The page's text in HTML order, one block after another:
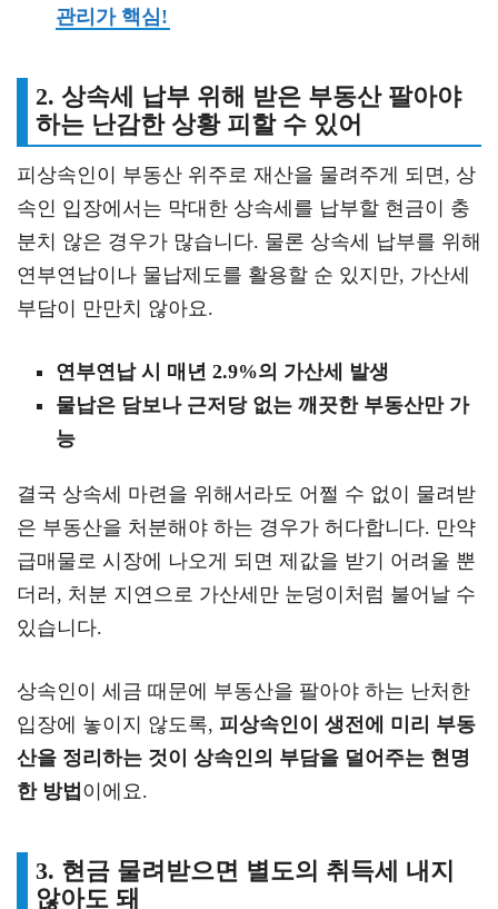
관리가 핵심!
2. 상속세 납부 위해 받은 부동산 팔아야
하는 난감한 상황 피할 수 있어
피상속인이 부동산 위주로 재산을 물려주게 되면, 상
속인 입장에서는 막대한 상속세를 납부할 현금이 충
분치 않은 경우가 많습니다. 물론 상속세 납부를 위해
연부연납이나 물납제도를 활용할 순 있지만, 가산세
부담이 만만치 않아요.
연부연납 시 매년 2.9%의 가산세 발생
물납은 담보나 근저당 없는 깨끗한 부동산만 가
능
결국 상속세 마련을 위해서라도 어쩔 수 없이 물려받
은 부동산을 처분해야 하는 경우가 허다합니다. 만약
급매물로 시장에 나오게 되면 제값을 받기 어려울 뿐
더러, 처분 지연으로 가산세만 눈덩이처럼 불어날 수
있습니다.
상속인이 세금 때문에 부동산을 팔아야 하는 난처한
입장에 놓이지 않도록, 피상속인이 생전에 미리 부동
산을 정리하는 것이 상속인의 부담을 덜어주는 현명
한 방법 이에요.
3. 현금 물려받으면 별도의 취득세 내지
않아도 돼